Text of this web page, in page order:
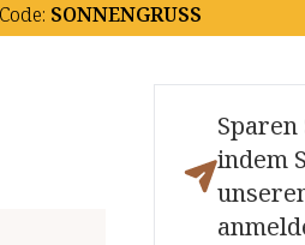
SONNENGRUSS
Sparen
indem